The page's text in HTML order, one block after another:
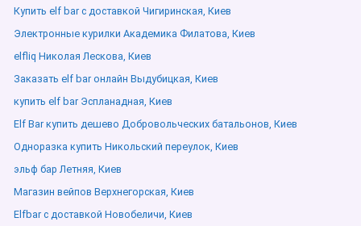
Купить elf bar с доставкой Чигиринская, Киев
Электронные курилки Академика Филатова, Киев
elfliq Николая Лескова, Киев
Заказать elf bar онлайн Выдубицкая, Киев
купить elf bar Эспланадная, Киев
Elf Bar купить дешево Добровольческих батальонов, Киев
Одноразка купить Никольский переулок, Киев
эльф бар Летняя, Киев
Магазин вейпов Верхнегорская, Киев
Elfbar с доставкой Новобеличи, Киев